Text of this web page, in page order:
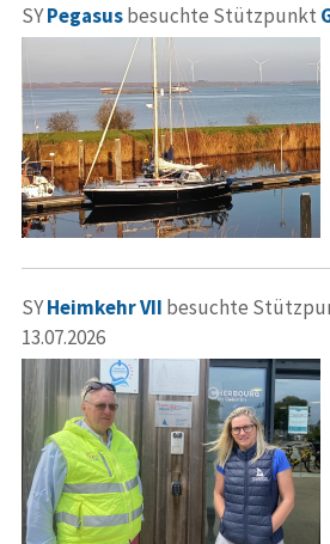
SYPegasusbesuchte Stützpunkt
SYHeimkehr VII besuchte
13.07.2026